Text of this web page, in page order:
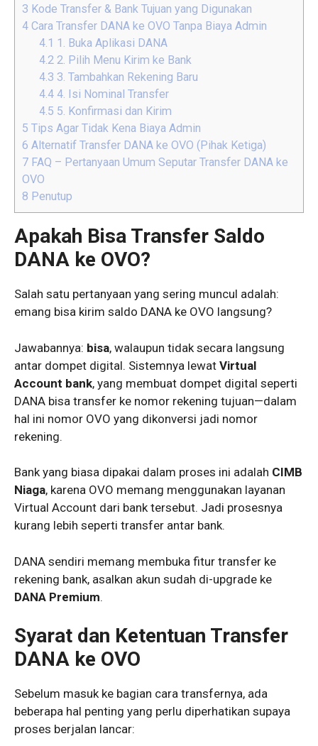
3 Kode Transfer & Bank Tujuan yang Digunakan
4 Cara Transfer DANA ke OVO Tanpa Biaya Admin
4.1 1. Buka Aplikasi DANA
4.2 2. Pilih Menu Kirim ke Bank
4.3 3. Tambahkan Rekening Baru
4.4 4. Isi Nominal Transfer
4.5 5. Konfirmasi dan Kirim
5 Tips Agar Tidak Kena Biaya Admin
6 Alternatif Transfer DANA ke OVO (Pihak Ketiga)
7 FAQ – Pertanyaan Umum Seputar Transfer DANA ke
OVO
8 Penutup
Apakah Bisa Transfer Saldo
DANA ke OVO?
Salah satu pertanyaan yang sering muncul adalah:
emang bisa kirim saldo DANA ke OVO langsung?
Jawabannya: bisa, walaupun tidak secara langsung
antar dompet digital. Sistemnya lewat Virtual
Account bank, yang membuat dompet digital seperti
DANA bisa transfer ke nomor rekening tujuan—dalam
hal ini nomor OVO yang dikonversi jadi nomor
rekening.
Bank yang biasa dipakai dalam proses ini adalah CIMB
Niaga, karena OVO memang menggunakan layanan
Virtual Account dari bank tersebut. Jadi prosesnya
kurang lebih seperti transfer antar bank.
DANA sendiri memang membuka fitur transfer ke
rekening bank, asalkan akun sudah di-upgrade ke
DANA Premium.
Syarat dan Ketentuan Transfer
DANA ke OVO
Sebelum masuk ke bagian cara transfernya, ada
beberapa hal penting yang perlu diperhatikan supaya
proses berjalan lancar: